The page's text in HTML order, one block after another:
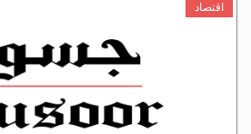
اقتصاد